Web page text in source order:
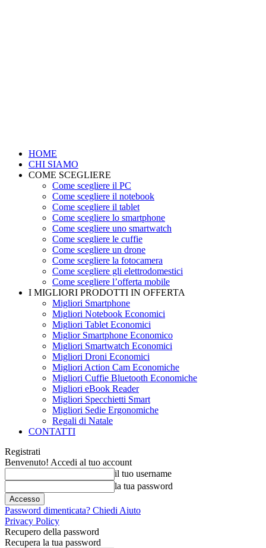
HOME
CHI SIAMO
COME SCEGLIERE
Come scegliere il PC
Come scegliere il notebook
Come scegliere il tablet
Come scegliere lo smartphone
Come scegliere uno smartwatch
Come scegliere le cuffie
Come scegliere un drone
Come scegliere la fotocamera
Come scegliere gli elettrodomestici
Come scegliere l’offerta mobile
I MIGLIORI PRODOTTI IN OFFERTA
Migliori Smartphone
Migliori Notebook Economici
Migliori Tablet Economici
Miglior Smartphone Economico
Migliori Smartwatch Economici
Migliori Droni Economici
Migliori Action Cam Economiche
Migliori Cuffie Bluetooth Economiche
Migliori eBook Reader
Migliori Specchietti Smart
Migliori Sedie Ergonomiche
Regali di Natale
CONTATTI
Registrati
Benvenuto! Accedi al tuo account
il tuo username
la tua password
Password dimenticata? Chiedi Aiuto
Privacy Policy
Recupero della password
Recupera la tua password